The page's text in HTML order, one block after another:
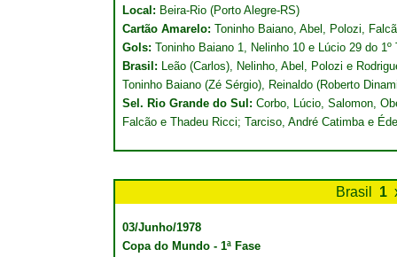
Local: Beira-Rio (Porto Alegre-RS)
Cartão Amarelo: Toninho Baiano, Abel, Polozi,
Gols: Toninho Baiano 1, Nelinho 10 e Lúcio 29 do
Brasil: Leão (Carlos), Nelinho, Abel, Polozi e
Toninho Baiano (Zé Sérgio), Reinaldo (Roberto
Sel. Rio Grande do Sul: Corbo, Lúcio, Salomon,
Falcão e Thadeu Ricci; Tarciso, André Catimba e
Brasil 1
03/Junho/1978
Copa do Mundo - 1ª Fase